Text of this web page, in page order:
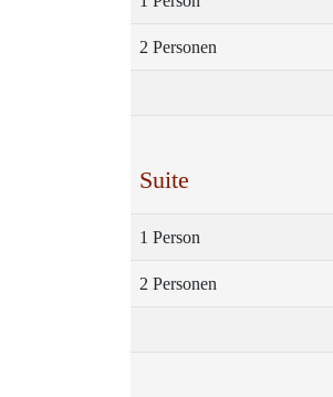
2 Personen
Suite
1 Person
2 Personen